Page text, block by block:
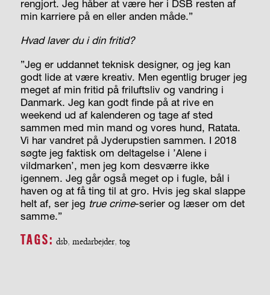
rengjort. Jeg håber at være her i DSB resten af
min karriere på en eller anden måde.”
Hvad laver du i din fritid?
”Jeg er uddannet teknisk designer, og jeg kan
godt lide at være kreativ. Men egentlig bruger jeg
meget af min fritid på friluftsliv og vandring i
Danmark. Jeg kan godt finde på at rive en
weekend ud af kalenderen og tage af sted
sammen med min mand og vores hund, Ratata.
Vi har vandret på Jyderupstien sammen. I 2018
søgte jeg faktisk om deltagelse i ’Alene i
vildmarken’, men jeg kom desværre ikke
igennem. Jeg går også meget op i fugle, bål i
haven og at få ting til at gro. Hvis jeg skal slappe
helt af, ser jeg true crime-serier og læser om det
samme.”
TAGS: dsb, medarbejder, tog